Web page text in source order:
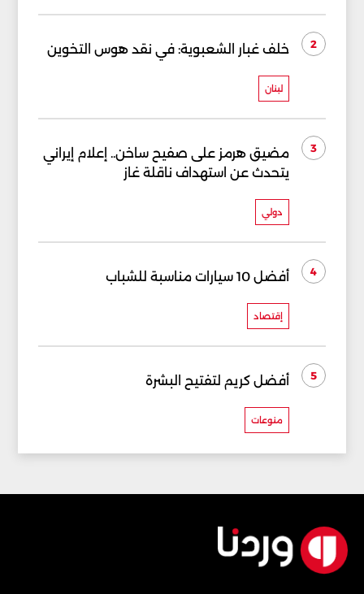
2 خلف غبار الشعبوية: في نقد هوس التخوين
لبنان
3
مضيق هرمز على صفيح ساخن.. إعلام إيراني
يتحدث عن استهداف ناقلة غاز
دولي
4 أفضل 10 سيارات مناسبة للشباب
إقتصاد
5 أفضل كريم لتفتيح البشرة
منوعات